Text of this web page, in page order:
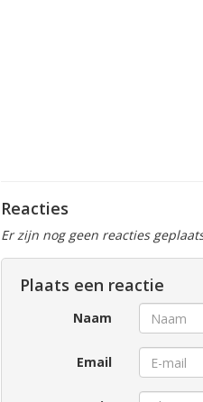
Reacties
Er zijn nog geen reacties
Plaats een reactie
Naam
Email